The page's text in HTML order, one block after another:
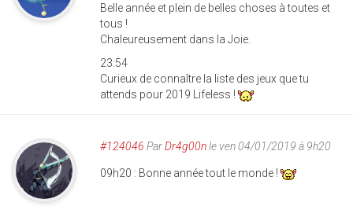
Belle année et plein de belles choses à toutes et
tous !
Chaleureusement dans la Joie.
23:54
Curieux de connaître la liste des jeux que tu
attends pour 2019 Lifeless !
#124046 ParDr4g00nle ven 04/01/2019 à 9h20
09h20 : Bonne année tout le monde !